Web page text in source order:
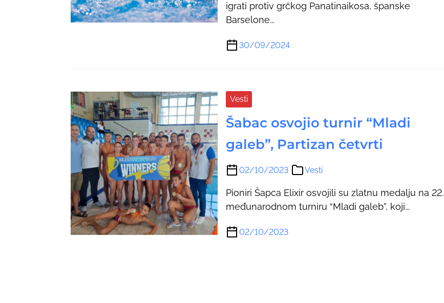
igrati protiv grčkog Panatinaikosa, španske
Barselone...
30/09/2024
Vesti
Šabac osvojio turnir “Mladi
galeb”, Partizan četvrti
02/10/2023 Vesti
Pioniri Šapca Elixir osvojili su zlatnu medalju na 22.
međunarodnom turniru “Mladi galeb”, koji...
02/10/2023